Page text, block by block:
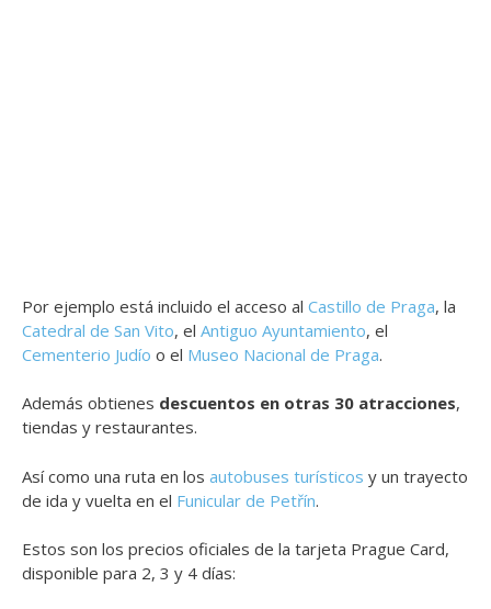
Por ejemplo está incluido el acceso al Castillo de Praga, la
Catedral de San Vito, el Antiguo Ayuntamiento, el
Cementerio Judío o el Museo Nacional de Praga.
Además obtienes descuentos en otras 30 atracciones,
tiendas y restaurantes.
Así como una ruta en los autobuses turísticos y un trayecto
de ida y vuelta en el Funicular de Petřín.
Estos son los precios oficiales de la tarjeta Prague Card,
disponible para 2, 3 y 4 días: